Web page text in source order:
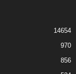
14654
970
856